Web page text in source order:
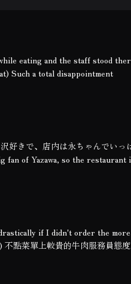
eating and the staff stood
Such a total disappointment
好きで、店内は永ちゃんでいっ
of Yazawa, so the restaurant
if I didn't order the
點菜單上較貴的牛肉服務員態